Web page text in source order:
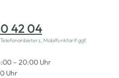
42 04
Mobilfunktarif ggf.
– 20:00 Uhr
Uhr